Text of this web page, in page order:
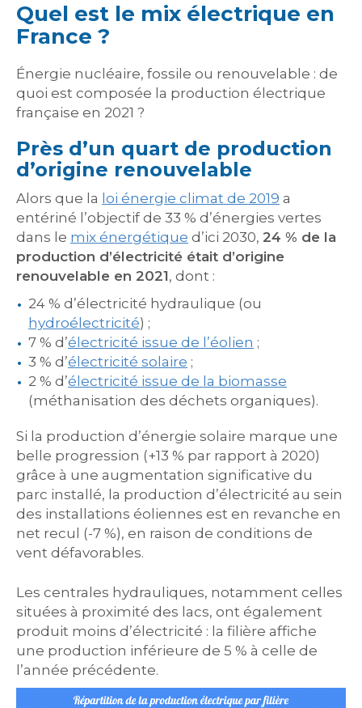
Quel est le mix électrique en
France ?
Énergie nucléaire, fossile ou renouvelable : de
quoi est composée la production électrique
française en 2021 ?
Près d’un quart de production
d’origine renouvelable
Alors que la loi énergie climat de 2019 a
entériné l’objectif de 33 % d’énergies vertes
dans le mix énergétique d’ici 2030, 24 % de la
production d’électricité était d’origine
renouvelable en 2021, dont :
24 % d’électricité hydraulique (ou
hydroélectricité) ;
7 % d’électricité issue de l’éolien ;
3 % d’électricité solaire ;
2 % d’électricité issue de la biomasse
(méthanisation des déchets organiques).
Si la production d’énergie solaire marque une
belle progression (+13 % par rapport à 2020)
grâce à une augmentation significative du
parc installé, la production d’électricité au sein
des installations éoliennes est en revanche en
net recul (-7 %), en raison de conditions de
vent défavorables.
Les centrales hydrauliques, notamment celles
situées à proximité des lacs, ont également
produit moins d’électricité : la filière affiche
une production inférieure de 5 % à celle de
l’année précédente.